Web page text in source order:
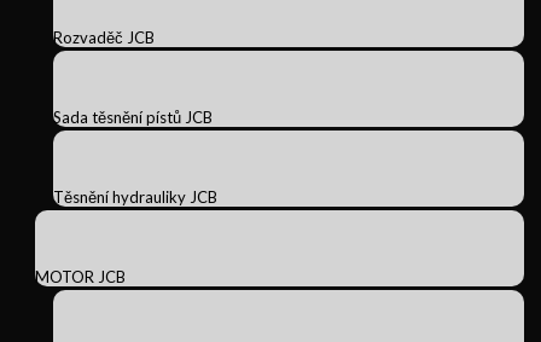
Rozvaděč JCB
Sada těsnění pístů JCB
Těsnění hydrauliky JCB
MOTOR JCB